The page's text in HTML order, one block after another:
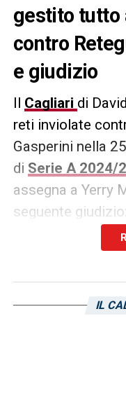
gestito tutto
contro
e giudizio
Il Cagliari di
reti inviolate
Gasperini nella
di Serie A 2024/
assegna a Yerry
seguente
sicurezza e
simpatiche
anche dentroIL